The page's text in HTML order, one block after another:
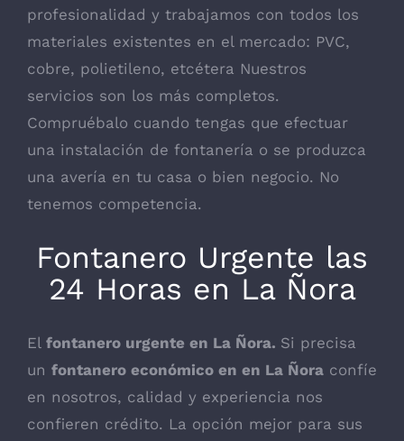
profesionalidad y trabajamos con todos los
materiales existentes en el mercado: PVC,
cobre, polietileno, etcétera Nuestros
servicios son los más completos.
Compruébalo cuando tengas que efectuar
una instalación de fontanería o se produzca
una avería en tu casa o bien negocio. No
tenemos competencia.
Fontanero Urgente las
24 Horas en La Ñora
El fontanero urgente en La Ñora. Si precisa
un fontanero económico en en La Ñora confíe
en nosotros, calidad y experiencia nos
confieren crédito. La opción mejor para sus